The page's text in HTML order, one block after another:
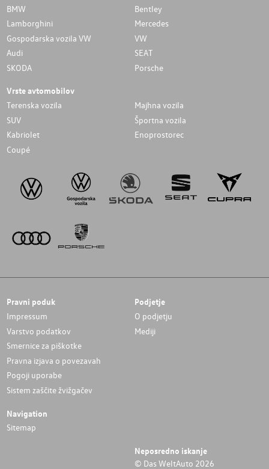
BMW
Bentley
Lamborghini
Mercedes
Gospodarska vozila VW
VW
Audi
SEAT
SKODA
Porsche
Vrste avtomobilov
Terenska vozila
Majhna vozila
SUV
Športna vozila
Kabriolet
Enoprostorec
Coupé
Pravni poduk
Impressum
Varstvo podatkov
Smernice za piškotke
Pravna izjava o povezavah
Pogoji uporabe
Sistem zaščite žvižgačev
Podjetje
O podjetju
Mediji
Navigation
Sitemap
Neposredno iskanje
© Das WeltAuto 2026